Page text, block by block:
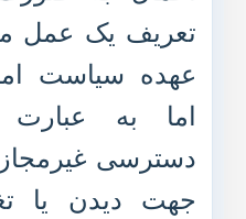
تعریف یک عمل
عهده سیاست
اما به
دسترسی غیرمجاز
جهت دیدن یا